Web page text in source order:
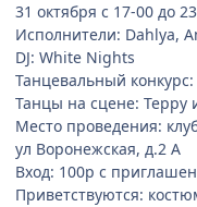
31 октября c 17-00 до
Исполнители: Dahlya,
DJ: White Nights
Танцевальный
Танцы на сцене: Терру
Место проведения:
ул Воронежская, д.2 А
Вход: 100р с
Приветствуются: